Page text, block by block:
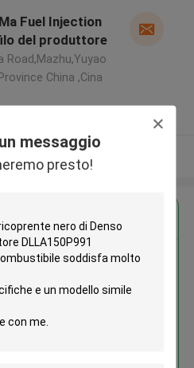
messaggio
presto!
Fuel Injection
del produttore
Road,Mazhu,Yuyao
China ,Cina
prezzo per
ricoprente nero di
parte gli ugelli per il
DLLA150P991
di combustibile